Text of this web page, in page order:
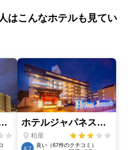
はこんなホテルも見てい